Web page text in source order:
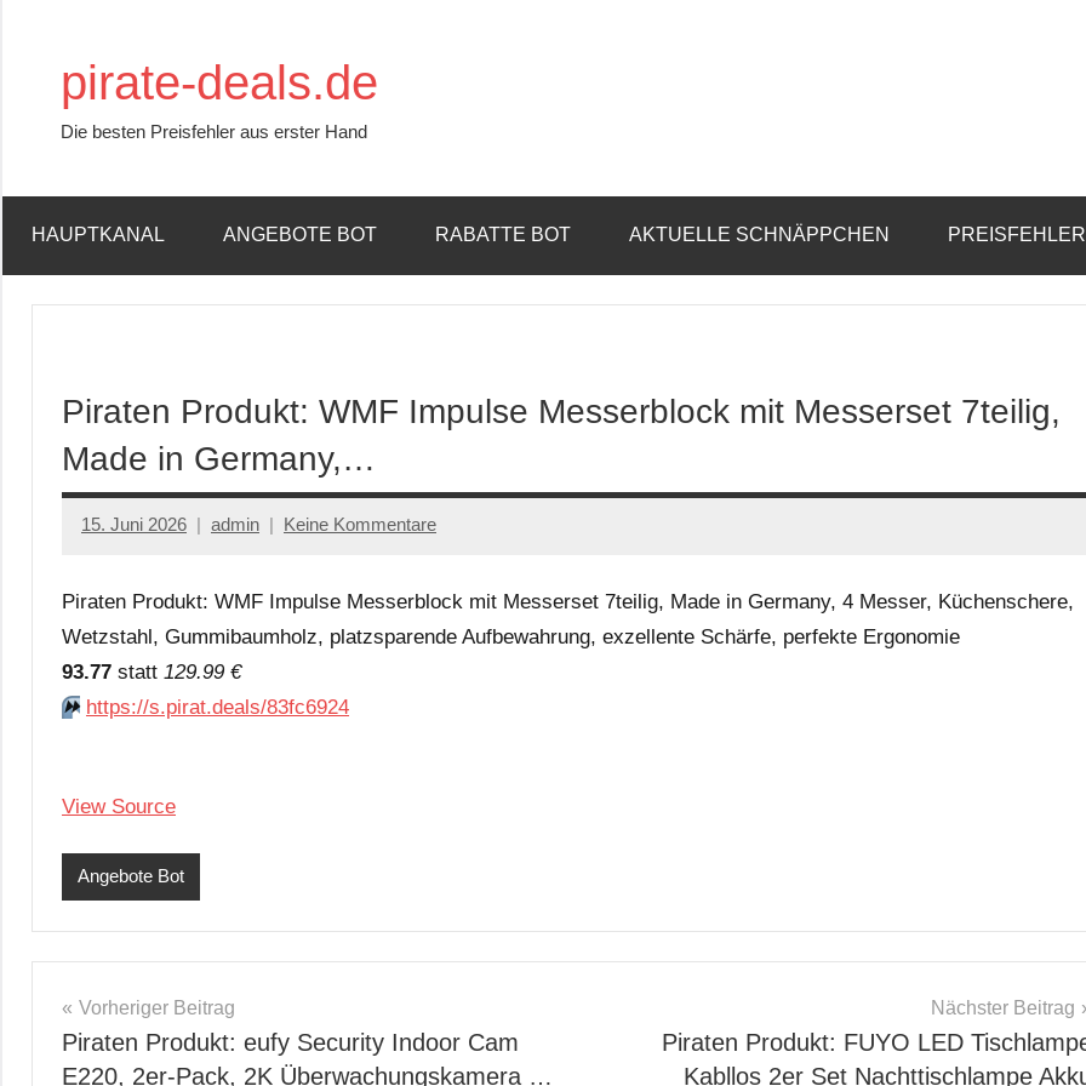
springenpirate-deals.de
Die besten Preisfehler aus erster Hand
HAUPTKANAL ANGEBOTE BOT RABATTE BOT AKTUELLE SCHNÄPPCHEN
Piraten Produkt: WMF Impulse Messerblock mit Messerset 7teilig,
Made in Germany,…
15. Juni 2026 admin Keine Kommentare
Piraten Produkt: WMF Impulse Messerblock mit Messerset 7teilig, Made in Germany, 4 Messer, Küchenschere,
Wetzstahl, Gummibaumholz, platzsparende Aufbewahrung, exzellente Schärfe, perfekte Ergonomie
93.77 statt 129.99 €
⏩️ https://s.pirat.deals/83fc6924
View Source
Angebote Bot
Beitragsnavigation
Vorheriger Beitrag
Piraten Produkt: eufy Security Indoor Cam
E220, 2er-Pack, 2K Überwachungskamera …
Nächster Beitrag
Piraten Produkt: FUYO LED
Kabllos 2er Set Nachttischlampe